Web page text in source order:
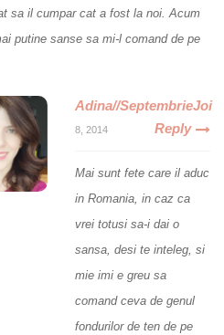
sa il cumpar cat a fost la noi. Acum
putine sanse sa mi-l comand de pe
Adina//SeptembrieJoi
8, 2014 Reply
Mai sunt fete care il aduc
in Romania, in caz ca
vrei totusi sa-i dai o
sansa, desi te inteleg, si
mie imi e greu sa
comand ceva de genul
fondurilor de ten de pe